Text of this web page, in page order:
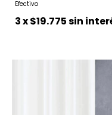
3x$19.775sin